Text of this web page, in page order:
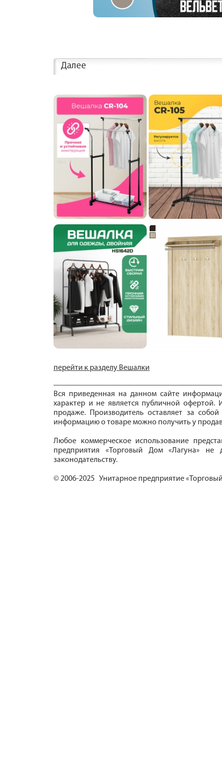
Далее
перейти к разделу Вешалки
Вся приведенная на данном сайте
характер и не является публичной офертой.
продаже. Производитель оставляет за
информацию о товаре можно получить у
Любое коммерческое использование
предприятия «Торговый Дом «Лагуна» не
законодательству.
© 2006-2025 Унитарное предприятие